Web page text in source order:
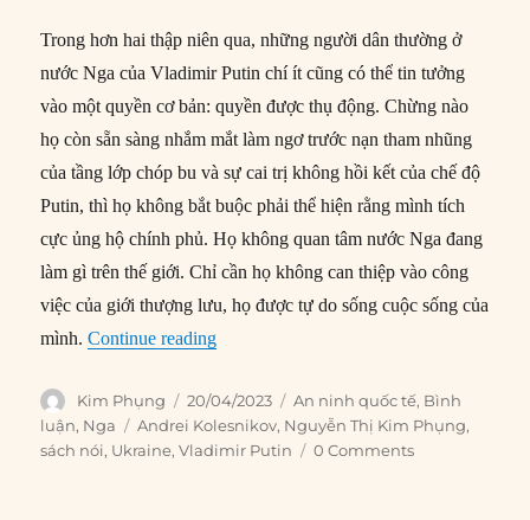
Trong hơn hai thập niên qua, những người dân thường ở
nước Nga của Vladimir Putin chí ít cũng có thể tin tưởng
vào một quyền cơ bản: quyền được thụ động. Chừng nào
họ còn sẵn sàng nhắm mắt làm ngơ trước nạn tham nhũng
của tầng lớp chóp bu và sự cai trị không hồi kết của chế độ
Putin, thì họ không bắt buộc phải thể hiện rằng mình tích
cực ủng hộ chính phủ. Họ không quan tâm nước Nga đang
làm gì trên thế giới. Chỉ cần họ không can thiệp vào công
việc của giới thượng lưu, họ được tự do sống cuộc sống của
mình.Continue reading“Mặt trận thứ hai của Putin: Kiểm soát
Author
Kim Phụng
Posted
on
20/04/2023 Categories
An ninh quốc tế, Bình
luận, Nga Tags
Andrei Kolesnikov, Nguyễn Thị Kim Phụng,
sách nói, Ukraine,Vladimir Putin 0 Comments